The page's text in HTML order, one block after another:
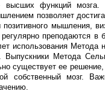
функций мозга.
позволяет
мышления,
преподаются в
использования Метода
Выпускники Метода
существует ее
собственный мозг.